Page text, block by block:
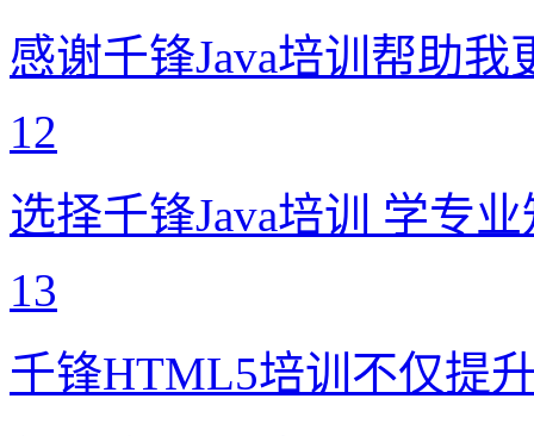
感谢千锋Java培训帮助我
12
选择千锋Java培训 学专
13
千锋HTML5培训不仅提